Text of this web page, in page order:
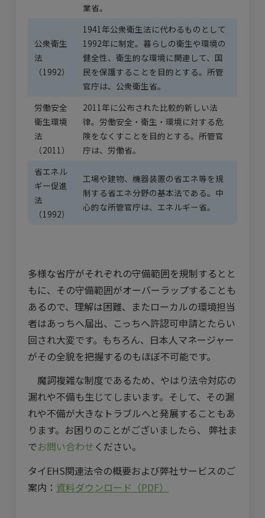
業省。
公衆衛生
法
（1992）
1941年公衆衛生法に代わるものとして
1992年に制定。暮らしの衛生や環境の
健全性、衛生的な環境に関連して、国
民を保護することを目的とする。所管
官庁は、公衆衛生省。
労働安全
衛生環境
法
（2011）
2011年に公布された比較的新しい法
律。労働安全・衛生・環境に対する危
険をなくすことを目的とする。所管官
庁は、労働省。
省エネル
ギー促進
法
（1992）
工場や建物、機器装置の省エネ等を規
制する省エネ分野の基本法である。中
心的な所管官庁は、エネルギー省。
多様な省庁がそれぞれの守備範囲を規制するとと
もに、その守備範囲がオーバーラップすることも
あるので、理解は困難、またローカルの環境担当
者はあっちへ届出、こっちへ許認可申請とたらい
回され大変です。もちろん、日本人マネージャー
がその全貌を把握するのもほぼ不可能です。
魔訶複雑な制度であるため、やはり法令対応の
漏れや不備も生じてしまいます。そして、その漏
れや不備が大きなトラブルへと発展することもあ
ります。お困りのことがございましたら、 弊社ま
でお問い合わせ ください。
タイEHS関連法令の概要および弊社サービスのご
案内： 資料ダウンロード（PDF）